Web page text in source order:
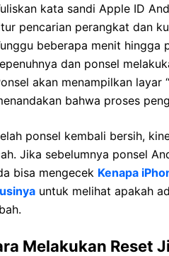
kata sandi Apple ID
pencarian perangkat dan
beberapa menit hingga
dan ponsel
akan menampilkan layar
bahwa proses
ponsel kembali bersih,
Jika sebelumnya ponsel
bisa mengecek Kenapa
untuk melihat apakah
Melakukan Reset